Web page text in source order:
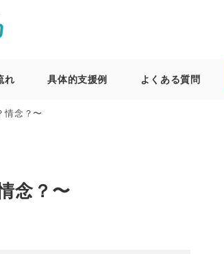
れ 具体的支援例 よくある質問
情念？〜
念？〜